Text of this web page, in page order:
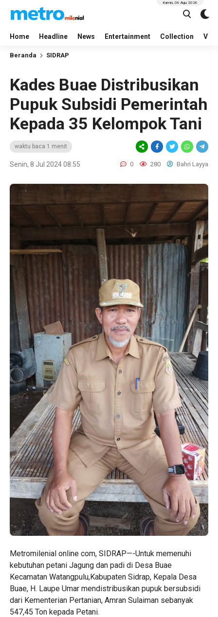
Home Headline News Entertainment Collection
Kamis, 06 Agu 2026
Beranda SIDRAP
Kades Buae Distribusikan
Pupuk Subsidi Pemerintah
Kepada 35 Kelompok Tani
waktu baca 1 menit
Senin, 8 Jul 2024 08:55 0 280 Bahri Layya
Metromilenial online com, SIDRAP—-Untuk memenuhi
kebutuhan petani Jagung dan padi di Desa Buae
Kecamatan Watangpulu,Kabupaten Sidrap, Kepala Desa
Buae, H. Laupe Umar mendistribusikan pupuk bersubsidi
dari Kementerian Pertanian, Amran Sulaiman sebanyak
547,45 Ton kepada Petani.